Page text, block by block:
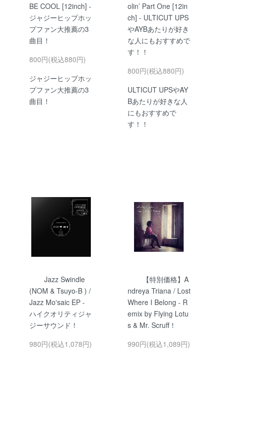
BE COOL [12inch] -
ジャジーヒップホッ
プファン大推薦の3
曲目！
800円(税込880円)
ジャジーヒップホッ
プファン大推薦の3
曲目！
olin’ Part One [12in
ch] - ULTICUT UPS
やAYBあたりが好き
な人にもおすすめで
す！！
800円(税込880円)
ULTICUT UPSやAY
Bあたりが好きな人
にもおすすめで
す！！
Jazz Swindle
(NOM & Tsuyo-B ) /
Jazz Mo'saic EP -
ハイクオリティジャ
ジーサウンド！
980円(税込1,078円)
【特別価格】A
ndreya Triana / Lost
Where I Belong - R
emix by Flying Lotu
s & Mr. Scruff！
990円(税込1,089円)